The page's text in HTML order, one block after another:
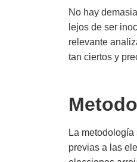
No hay
lejos de ser
relevante
tan ciertos y
La
previas a las